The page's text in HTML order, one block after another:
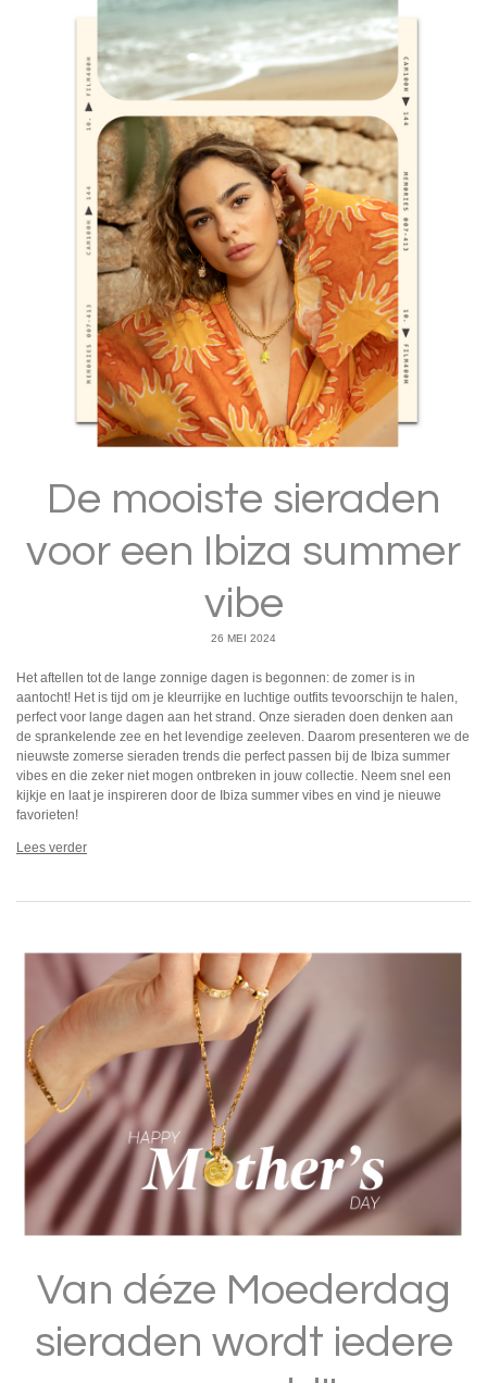
De mooiste sieraden
voor een Ibiza summer
vibe
26 MEI 2024
Het aftellen tot de lange zonnige dagen is begonnen: de zomer is in
aantocht! Het is tijd om je kleurrijke en luchtige outfits tevoorschijn te halen,
perfect voor lange dagen aan het strand. Onze sieraden doen denken aan
de sprankelende zee en het levendige zeeleven. Daarom presenteren we de
nieuwste zomerse sieraden trends die perfect passen bij de Ibiza summer
vibes en die zeker niet mogen ontbreken in jouw collectie. Neem snel een
kijkje en laat je inspireren door de Ibiza summer vibes en vind je nieuwe
favorieten!
Lees verder
Van déze Moederdag
sieraden wordt iedere